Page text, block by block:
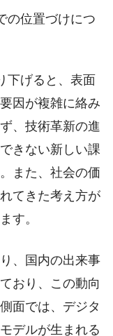
の位置づけにつ
下げると、表面
因が複雑に絡み
、技術革新の進
きない新しい課
また、社会の価
てきた考え方が
す。
、国内の出来事
おり、この動向
面では、デジタ
デルが生まれる